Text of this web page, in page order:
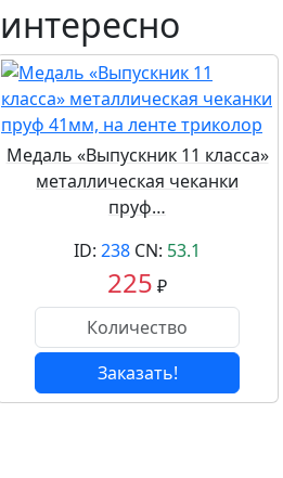
Медаль «Выпускник 11 класса»
металлическая чеканки
пруф…
ID: 238 CN: 53.1
225 ₽
Заказать!